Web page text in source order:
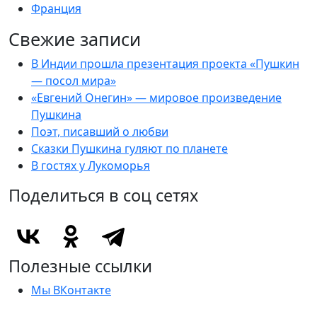
Франция
Свежие записи
В Индии прошла презентация проекта «Пушкин
— посол мира»
«Евгений Онегин» — мировое произведение
Пушкина
Поэт, писавший о любви
Сказки Пушкина гуляют по планете
В гостях у Лукоморья
Поделиться в соц сетях
Полезные ссылки
Мы ВКонтакте